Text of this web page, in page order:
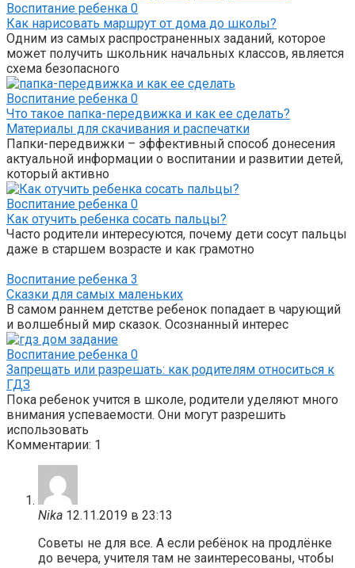
Воспитание ребенка 0
Как нарисовать маршрут от дома до школы?
Одним из самых распространенных заданий, которое
может получить школьник начальных классов, является
схема безопасного
Воспитание ребенка 0
Что такое папка-передвижка и как ее сделать?
Материалы для скачивания и распечатки
Папки-передвижки – эффективный способ донесения
актуальной информации о воспитании и развитии детей,
который активно
Воспитание ребенка 0
Как отучить ребенка сосать пальцы?
Часто родители интересуются, почему дети сосут пальцы
даже в старшем возрасте и как грамотно
Воспитание ребенка 3
Сказки для самых маленьких
В самом раннем детстве ребенок попадает в чарующий
и волшебный мир сказок. Осознанный интерес
Воспитание ребенка 0
Запрещать или разрешать: как родителям относиться к
ГДЗ
Пока ребенок учится в школе, родители уделяют много
внимания успеваемости. Они могут разрешить
использовать
Комментарии: 1
Nika 12.11.2019 в 23:13
Советы не для все. А если ребёнок на продлёнке
до вечера, учителя там не заинтересованы, чтобы